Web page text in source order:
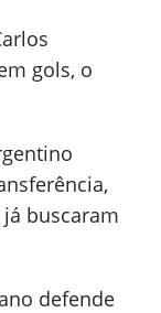
gols, o
buscaram
defende